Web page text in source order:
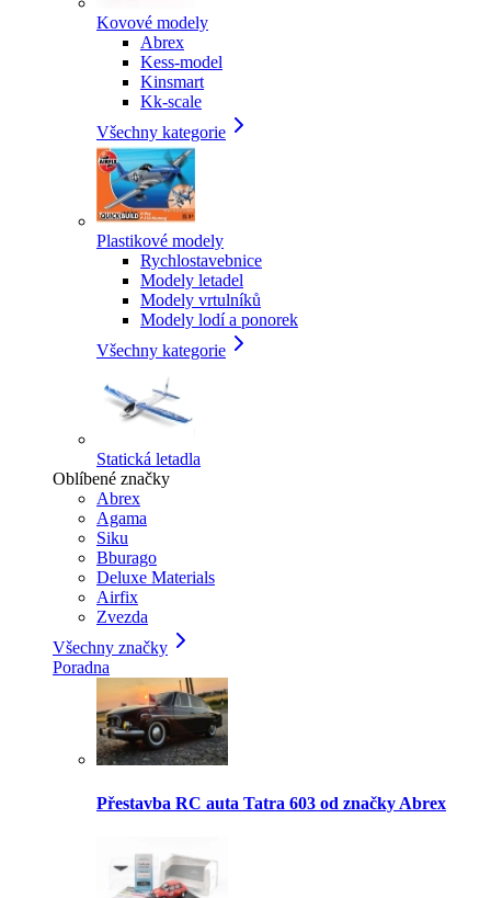
Kovové modely
Abrex
Kess-model
Kinsmart
Kk-scale
Všechny kategorie
Plastikové modely
Rychlostavebnice
Modely letadel
Modely vrtulníků
Modely lodí a ponorek
Všechny kategorie
Statická letadla
Oblíbené značky
Abrex
Agama
Siku
Bburago
Deluxe Materials
Airfix
Zvezda
Všechny značky
Poradna
Přestavba RC auta Tatra 603 od značky Abrex